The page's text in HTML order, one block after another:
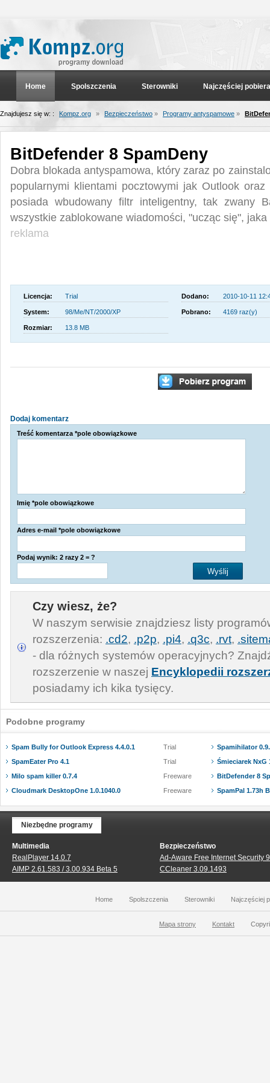
Home Spolszczenia Sterowniki Najczęściej
Znajdujesz się w: : Kompz.org » Bezpieczeństwo » Programy antyspamowe »
BitDefender 8 SpamDeny
Dobra blokada antyspamowa, który zaraz po
popularnymi klientami pocztowymi jak Outlook
posiada wbudowany filtr inteligentny, tak zwany
wszystkie zablokowane wiadomości, "ucząc się",
reklama
Licencja: Trial Dodano: 2010-10-11
System: 98/Me/NT/2000/XP Pobrano: 4169 raz(y)
Rozmiar: 13.8 MB
Dodaj komentarz
Treść komentarza *pole obowiązkowe
Imię *pole obowiązkowe
Adres e-mail *pole obowiązkowe
Podaj wynik: 2 razy 2 = ?
Czy wiesz, że?
W naszym serwisie znajdziesz listy
rozszerzenia: .cd2, .p2p, .pi4, .q3c, .rvt,
- dla różnych systemów operacyjnych?
rozszerzenie w naszej Encyklopedii
posiadamy ich kika tysięcy.
Podobne programy
Spam Bully for Outlook Express 4.4.0.1
Trial
SpamEater Pro 4.1
Trial
Milo spam killer 0.7.4
Freeware
Cloudmark DesktopOne 1.0.1040.0
Freeware
Spamihilator
Śmieciarek NxG
BitDefender 8
SpamPal 1.73h
Niezbędne programy
Multimedia
RealPlayer 14.0.7
AIMP 2.61.583 / 3.00.934 Beta 5
Bezpieczeństwo
Ad-Aware Free Internet Security
CCleaner 3.09.1493
Home Spolszczenia Sterowniki Najczęściej
Mapa strony Kontakt